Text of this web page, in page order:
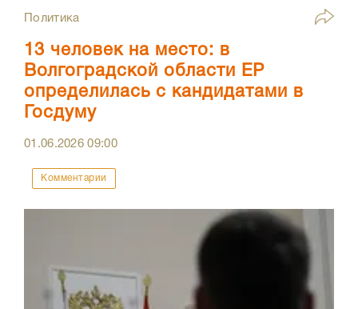
Политика
13 человек на место: в
Волгоградской области ЕР
определилась с кандидатами в
Госдуму
01.06.202609:00
Комментарии